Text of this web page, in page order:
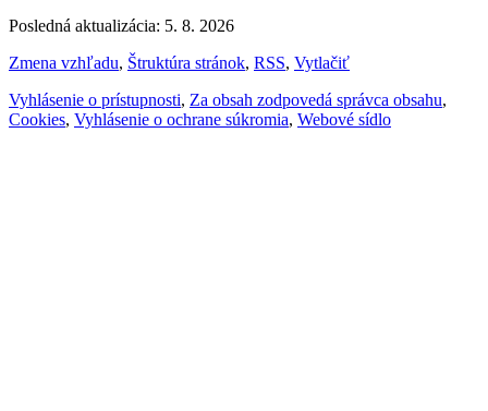
Posledná aktualizácia: 5. 8. 2026
Zmena vzhľadu, Štruktúra stránok, RSS, Vytlačiť
Vyhlásenie o prístupnosti, Za obsah zodpovedá správca obsahu,
Cookies, Vyhlásenie o ochrane súkromia, Webové sídlo